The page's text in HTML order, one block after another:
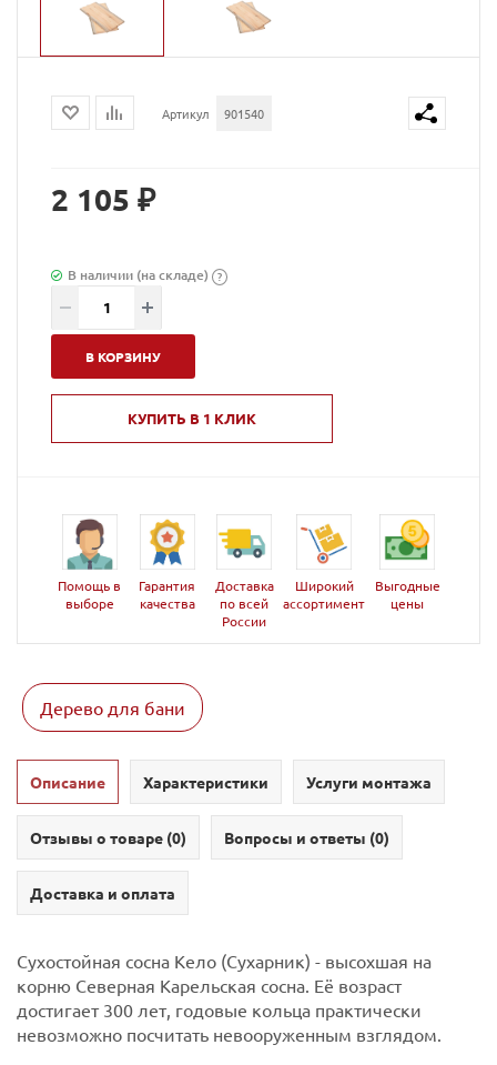
Артикул 901540
2 105 ₽
В наличии (на складе) ?
В КОРЗИНУ
КУПИТЬ В 1 КЛИК
Помощь в
выборе
Гарантия
качества
Доставка
по всей
России
Широкий
ассортимент
Выгодные
цены
Дерево для бани
Описание Характеристики Услуги монтажа
Отзывы о товаре (0) Вопросы и ответы (0)
Доставка и оплата
Сухостойная сосна Кело (Сухарник) - высохшая на
корню Северная Карельская сосна. Её возраст
достигает 300 лет, годовые кольца практически
невозможно посчитать невооруженным взглядом.